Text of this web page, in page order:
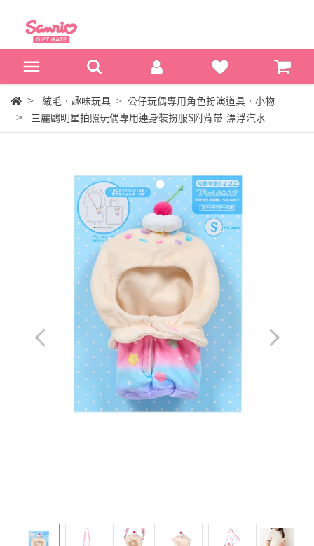
絨毛‧趣味玩具
公仔玩偶專用角色扮演道具‧小物
三麗鷗明星拍照玩偶專用連身裝扮服S附背帶-漂浮汽水